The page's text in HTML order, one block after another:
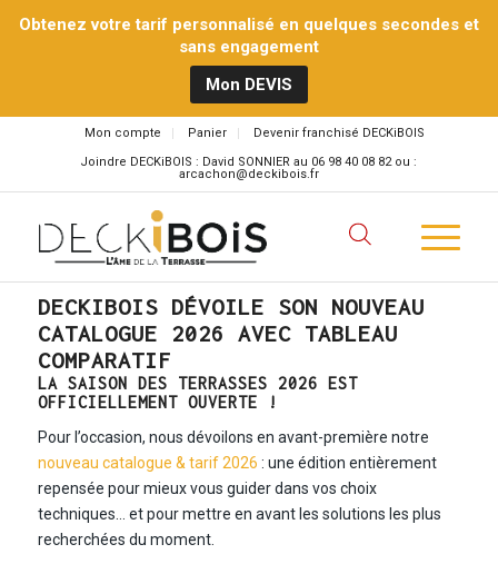
Obtenez votre tarif personnalisé en quelques secondes et
sans engagement
Mon DEVIS
Mon compte Panier
Devenir franchisé DECKiBOIS
Joindre DECKiBOIS : David SONNIER au 06 98 40 08 82 ou :
arcachon@deckibois.fr
DECKIBOIS DÉVOILE SON NOUVEAU
CATALOGUE 2026 AVEC TABLEAU
COMPARATIF
LA SAISON DES TERRASSES 2026 EST
OFFICIELLEMENT OUVERTE !
Pour l’occasion, nous dévoilons en avant-première notre
nouveau catalogue & tarif 2026 : une édition entièrement
repensée pour mieux vous guider dans vos choix
techniques… et pour mettre en avant les solutions les plus
recherchées du moment.